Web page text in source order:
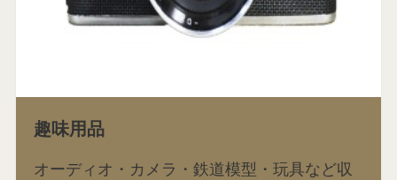
趣味用品
オーディオ・カメラ・鉄道模型・玩具など収